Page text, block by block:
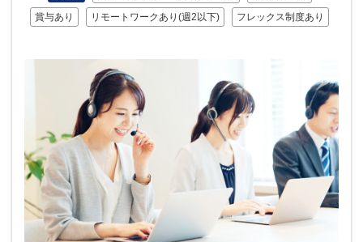
賞与あり リモートワークあり(週2以下) フレックス制度あり